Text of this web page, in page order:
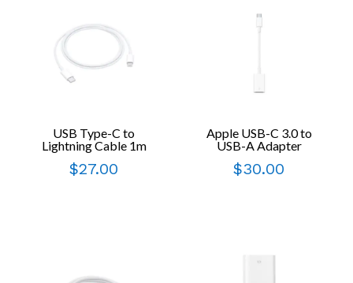
USB Type-C to
Lightning Cable 1m
$27.00
Apple USB-C 3.0 to
USB-A Adapter
$30.00